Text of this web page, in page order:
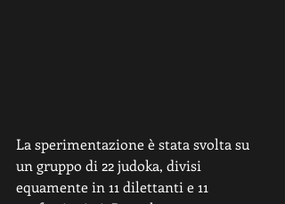
La sperimentazione è stata svolta su
un gruppo di 22 judoka, divisi
equamente in 11 dilettanti e 11